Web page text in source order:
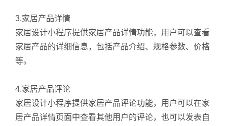
3.家居产品详情
家居设计小程序提供家居产品详情功能，用户可以查看
家居产品的详细信息，包括产品介绍、规格参数、价格
等。
4.家居产品评论
家居设计小程序提供家居产品评论功能，用户可以在家
居产品详情页面中查看其他用户的评论，也可以发表自